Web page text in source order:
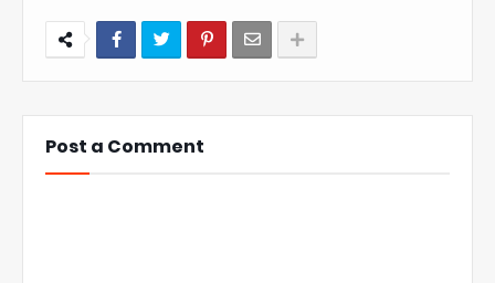
Post a Comment